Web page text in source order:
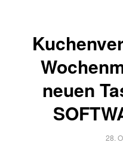
neuen
28.